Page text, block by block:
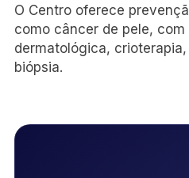
O Centro oferece
como câncer de pele, com
dermatológica,
biópsia.